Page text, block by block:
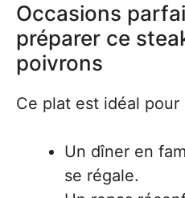
Occasions
préparer ce
poivrons
Ce plat est idéal pour
Un dîner en
se régale.